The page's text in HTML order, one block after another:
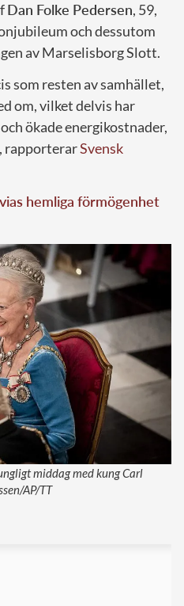
Dan Folke Pedersen, 59,
och dessutom
av Marselisborg Slott.
som resten av samhället,
om, vilket delvis har
ökade energikostnader,
rapporterarSvensk
hemliga förmögenhet
middag med kung Carl
AP/TT